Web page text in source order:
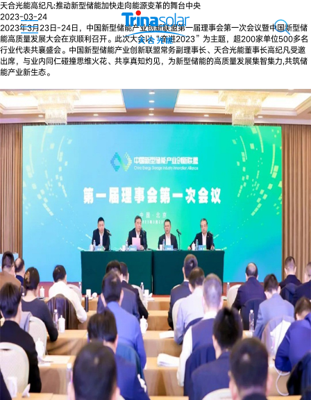
天合光能高纪凡:推动新型储能加快走向能源变革的舞台中央
2023-03-24
2023年3月23日-24日，中国新型储能产业创新联盟第一届理事会第一次会议暨中国新型储
能高质量发展大会在京顺利召开。此次大会以“奋进2023”为主题，超200家单位500多名
行业代表共襄盛会。中国新型储能产业创新联盟常务副理事长、天合光能董事长高纪凡受邀
出席，与业内同仁碰撞思维火花、共享真知灼见，为新型储能的高质量发展集智集力,共筑储
能产业新生态。